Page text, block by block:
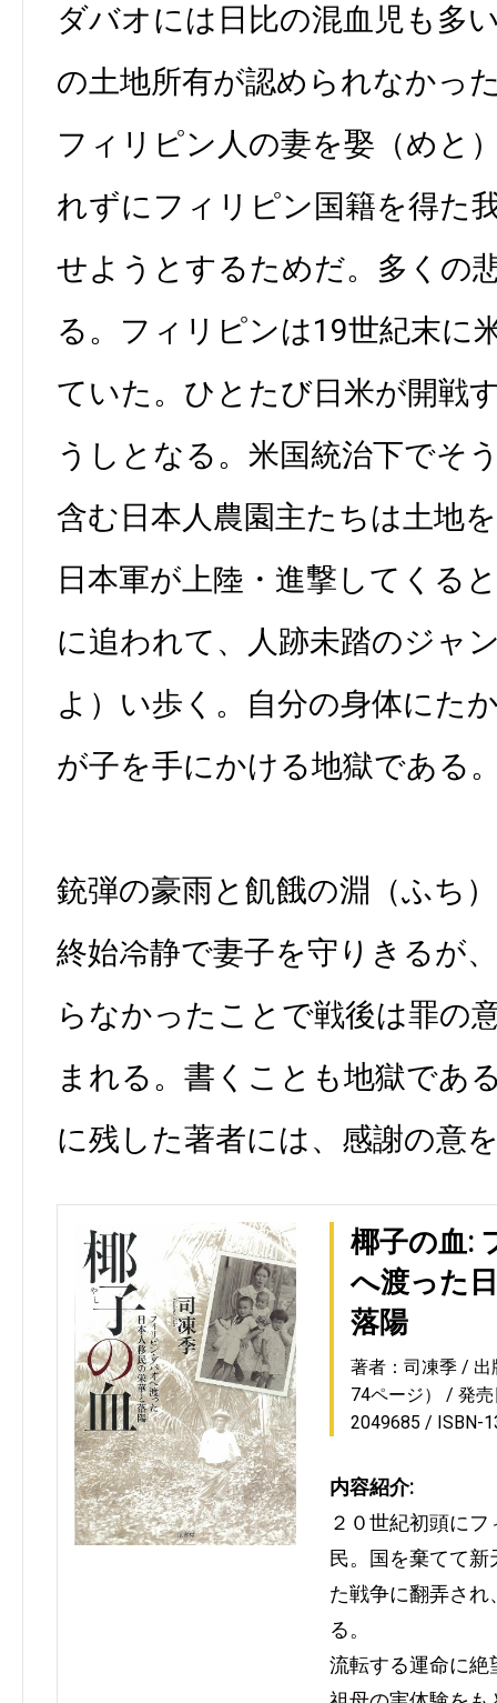
ダバオには日比の混血児も多
の土地所有が認められなかっ
フィリピン人の妻を娶（めと
れずにフィリピン国籍を得た
せようとするためだ。多くの
る。フィリピンは19世紀末に
ていた。ひとたび日米が開戦
うしとなる。米国統治下でそ
含む日本人農園主たちは土地
日本軍が上陸・進撃してくる
に追われて、人跡未踏のジャ
よ）い歩く。自分の身体にた
が子を手にかける地獄である
銃弾の豪雨と飢餓の淵（ふち
終始冷静で妻子を守りきるが
らなかったことで戦後は罪の
まれる。書くことも地獄であ
に残した著者には、感謝の意
椰子の血:
へ渡った
落陽
著者：司凍季
出
74ページ）
発
2049685
ISBN-
内容紹介:
２０世紀初頭に
民。国を棄てて
た戦争に翻弄さ
る。
流転する運命に